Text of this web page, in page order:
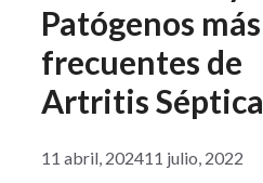
Patógenos más
frecuentes de
Artritis Séptica
11 abril, 202411 julio, 2022